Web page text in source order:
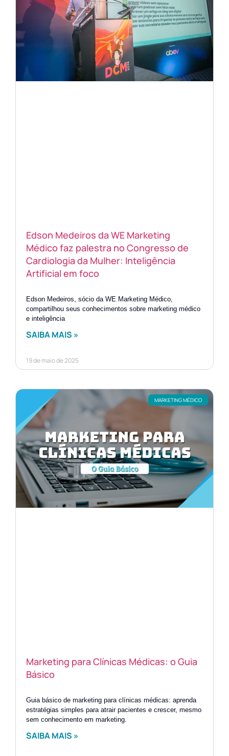
Edson Medeiros da WE Marketing
Médico faz palestra no Congresso de
Cardiologia da Mulher: Inteligência
Artificial em foco
Edson Medeiros, sócio da WE Marketing Médico,
compartilhou seus conhecimentos sobre marketing médico
e inteligência
SAIBA MAIS »
19 de maio de 2025
MARKETING MÉDICO
Marketing para Clínicas Médicas: o Guia
Básico
Guia básico de marketing para clínicas médicas: aprenda
estratégias simples para atrair pacientes e crescer, mesmo
sem conhecimento em marketing.
SAIBA MAIS »